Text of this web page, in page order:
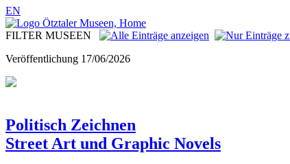
EN
FILTER MUSEEN
Veröffentlichung 17/06/2026
Politisch Zeichnen
Street Art und Graphic Novels